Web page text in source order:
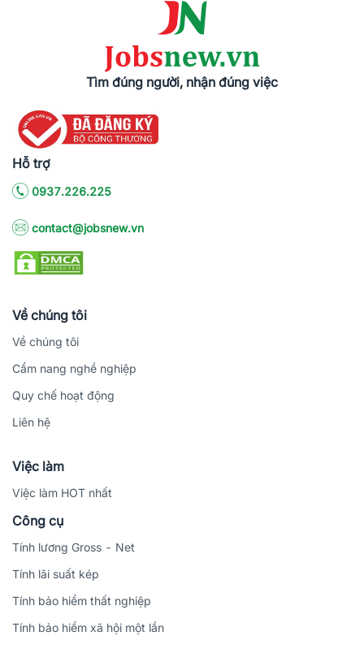
Tìm đúng người, nhận đúng việc
Hỗ trợ
0937.226.225
contact@jobsnew.vn
Về chúng tôi
Về chúng tôi
Cẩm nang nghề nghiệp
Quy chế hoạt động
Liên hệ
Việc làm
Việc làm HOT nhất
Công cụ
Tính lương Gross - Net
Tính lãi suất kép
Tính bảo hiểm thất nghiệp
Tính bảo hiểm xã hội một lần